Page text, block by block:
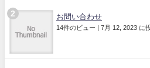
お問い合わせ
14件のビュー | 7月 12, 2023 に